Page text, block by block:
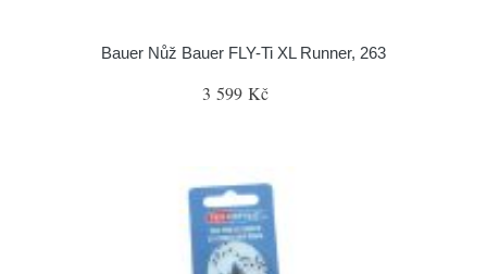
Bauer Nůž Bauer FLY-Ti XL Runner, 263
3 599 Kč